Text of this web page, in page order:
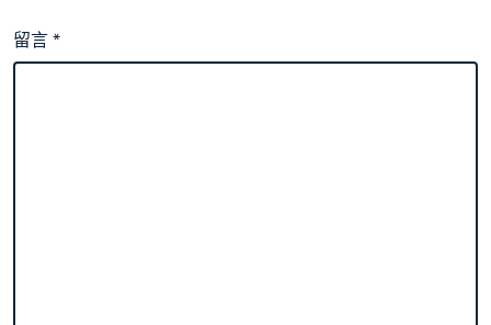
留言*